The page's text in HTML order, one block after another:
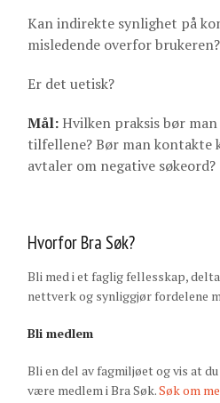
Kan indirekte synlighet på
misledende overfor brukeren?
Er det uetisk?
Mål:Hvilken praksis bør
tilfellene? Bør man kontakte
avtaler om negative søkeord?
Hvorfor Bra Søk?
Bli med i et faglig fellesskap,
nettverk og synliggjør fordelene
Bli medlem
Bli en del av fagmiljøet og vis at
være medlem i Bra Søk.Søk om